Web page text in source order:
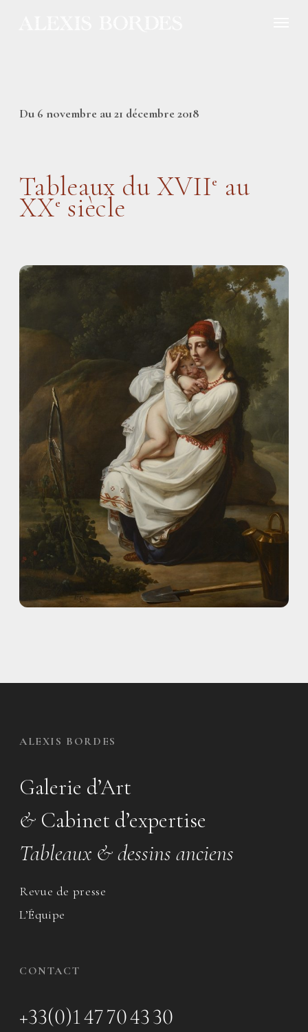
Du 6 novembre au 21 décembre 2018
Tableaux du XVIIe au
XXe siècle
ALEXIS BORDES
Galerie d’Art
& Cabinet d’expertise
Tableaux & dessins anciens
Revue de presse
L’Équipe
CONTACT
+33(0)1 47 70 43 30